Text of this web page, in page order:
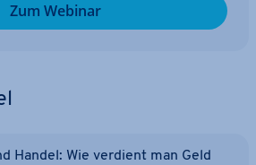
Zum Webinar
Handel: Wie verdient man Geld